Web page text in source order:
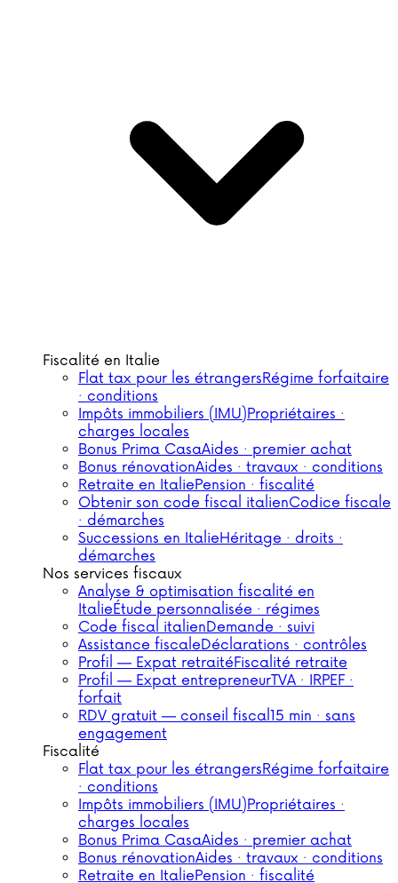
Fiscalité en Italie
Flat tax pour les étrangersRégime forfaitaire
· conditions
Impôts immobiliers (IMU)Propriétaires ·
charges locales
Bonus Prima CasaAides · premier achat
Bonus rénovationAides · travaux · conditions
Retraite en ItaliePension · fiscalité
Obtenir son code fiscal italienCodice fiscale
· démarches
Successions en ItalieHéritage · droits ·
démarches
Nos services fiscaux
Analyse & optimisation fiscalité en
ItalieÉtude personnalisée · régimes
Code fiscal italienDemande · suivi
Assistance fiscaleDéclarations · contrôles
Profil — Expat retraitéFiscalité retraite
Profil — Expat entrepreneurTVA · IRPEF ·
forfait
RDV gratuit — conseil fiscal15 min · sans
engagement
Fiscalité
Flat tax pour les étrangersRégime forfaitaire
· conditions
Impôts immobiliers (IMU)Propriétaires ·
charges locales
Bonus Prima CasaAides · premier achat
Bonus rénovationAides · travaux · conditions
Retraite en ItaliePension · fiscalité